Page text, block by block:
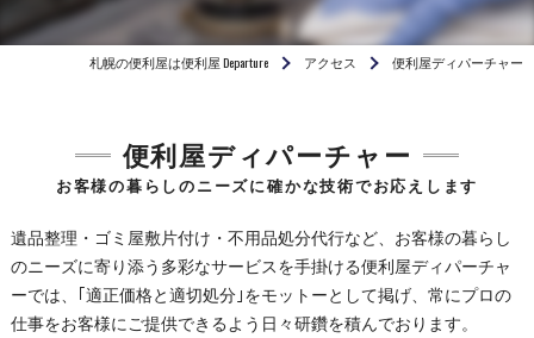
札幌の便利屋は便利屋 Departure アクセス 便利屋ディパーチャー
お客様の暮らしのニーズに確かな技術でお応えします
便利屋ディパーチャー
遺品整理・ゴミ屋敷片付け・不用品処分代行など、お客様の暮らし
のニーズに寄り添う多彩なサービスを手掛ける便利屋ディパーチャ
ーでは、｢適正価格と適切処分｣をモットーとして掲げ、常にプロの
仕事をお客様にご提供できるよう日々研鑽を積んでおります。